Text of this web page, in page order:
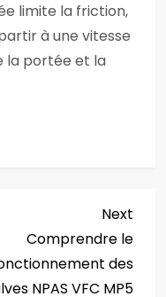
limite la friction,
à une vitesse
la portée et la
Post
Next
Comprendre le
des
NPAS VFC MP5